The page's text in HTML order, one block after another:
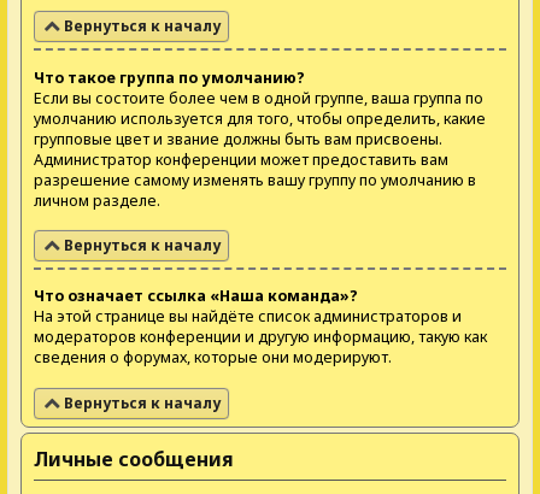
Вернуться к началу
Что такое группа по умолчанию?
Если вы состоите более чем в одной группе, ваша группа по
умолчанию используется для того, чтобы определить, какие
групповые цвет и звание должны быть вам присвоены.
Администратор конференции может предоставить вам
разрешение самому изменять вашу группу по умолчанию в
личном разделе.
Вернуться к началу
Что означает ссылка «Наша команда»?
На этой странице вы найдёте список администраторов и
модераторов конференции и другую информацию, такую как
сведения о форумах, которые они модерируют.
Вернуться к началу
Личные сообщения